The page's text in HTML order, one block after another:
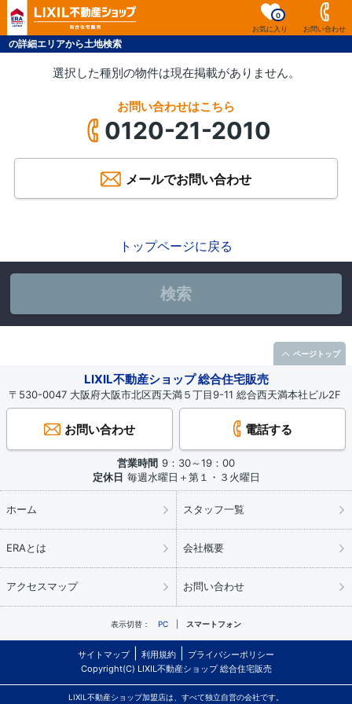
お気に入り
0
お問い合わせ
の詳細エリアから土地検索
選択した種別の物件は現在掲載がありません。
お問い合わせはこちら
0120-21-2010
メールでお問い合わせ
トップページに戻る
検索
LIXIL不動産ショップ 総合住宅販売
〒530-0047 大阪府大阪市北区西天満５丁目9-11 総合西天満本社ビル2F
お問い合わせ 電話する
営業時間 9：30～19：00
定休日 毎週水曜日＋第１・３火曜日
ホーム スタッフ一覧
ERAとは 会社概要
アクセスマップ お問い合わせ
表示切替： PC スマートフォン
サイトマップ 利用規約
プライバシーポリシー
Copyright(C) LIXIL不動産ショップ 総合住宅販売
LIXIL不動産ショップ加盟店は、すべて独立自営の会社です。
ページトップ